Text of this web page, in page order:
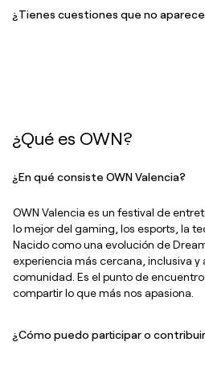
¿Tienes cuestiones que no
¿Qué es OWN?
¿En qué consiste OWN Valencia?
OWN Valencia es un festival de
lo mejor del gaming, los esports, la
Nacido como una evolución de
experiencia más cercana, inclusiva
comunidad. Es el punto de
compartir lo que más nos apasiona.
¿Cómo puedo participar o contribuir